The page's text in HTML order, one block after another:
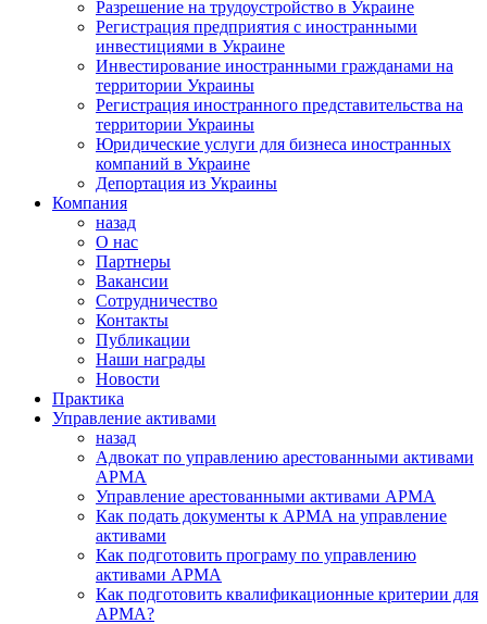
Разрешение на трудоустройство в Украине
Регистрация предприятия с иностранными
инвестициями в Украине
Инвестирование иностранными гражданами на
территории Украины
Регистрация иностранного представительства на
территории Украины
Юридические услуги для бизнеса иностранных
компаний в Украине
Депортация из Украины
Компания
назад
О нас
Партнеры
Вакансии
Сотрудничество
Контакты
Публикации
Наши награды
Новости
Практика
Управление активами
назад
Адвокат по управлению арестованными активами
АРМА
Управление арестованными активами АРМА
Как подать документы к АРМА на управление
активами
Как подготовить програму по управлению
активами АРМА
Как подготовить квалификационные критерии для
АРМА?